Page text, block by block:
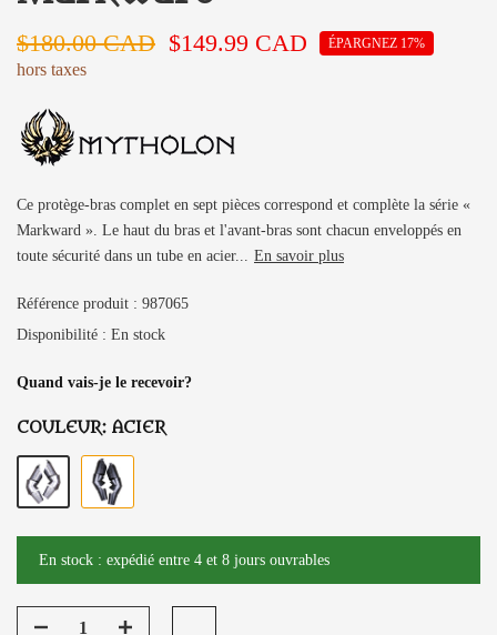
$180.00 CAD $149.99 CAD ÉPARGNEZ 17%
hors taxes
Ce protège-bras complet en sept pièces correspond et complète la série «
Markward ». Le haut du bras et l'avant-bras sont chacun enveloppés en
toute sécurité dans un tube en acier...
En savoir plus
Référence produit : 987065
Disponibilité : En stock
Quand vais-je le recevoir?
COULEUR: ACIER
En stock : expédié entre 4 et 8 jours ouvrables